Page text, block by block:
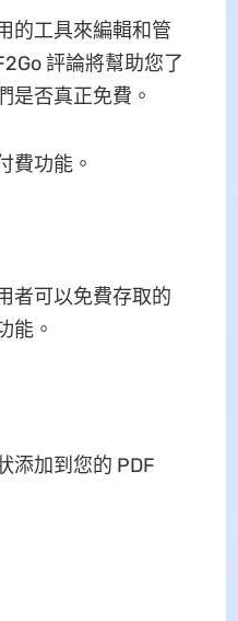
的工具來編輯和管
評論將幫助您了
是否真正免費。
費功能。
者可以免費存取的
能。
添加到您的 PDF